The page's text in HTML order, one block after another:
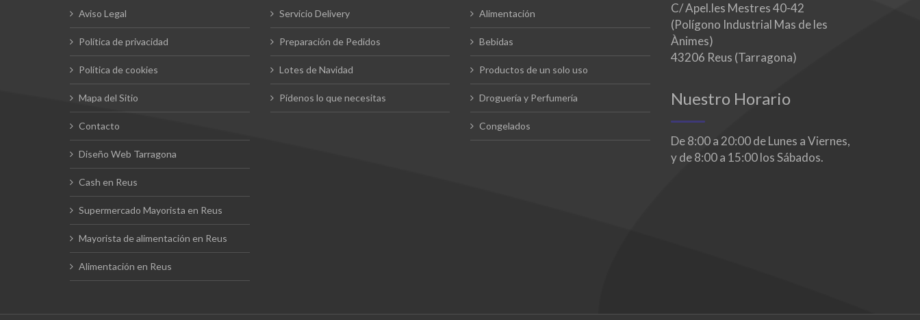
Aviso Legal
Política de privacidad
Política de cookies
Mapa del Sitio
Contacto
Diseño Web Tarragona
Cash en Reus
Supermercado Mayorista en Reus
Mayorista de alimentación en Reus
Alimentación en Reus
Servicio Delivery
Preparación de Pedidos
Lotes de Navidad
Pídenos lo que necesitas
Alimentación
Bebidas
Productos de un solo uso
Droguería y Perfumería
Congelados
C/ Apel.les Mestres 40-42
(Polígono Industrial Mas de les
Ànimes)
43206 Reus (Tarragona)
Nuestro Horario
De 8:00 a 20:00 de Lunes a Viernes,
y de 8:00 a 15:00 los Sábados.